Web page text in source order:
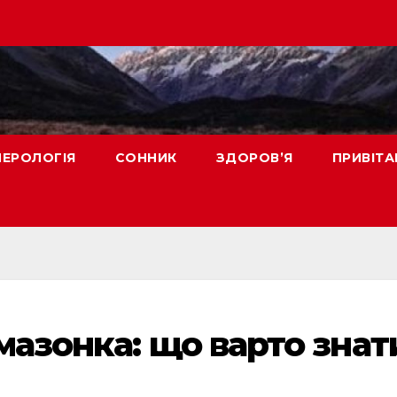
СОННИК ЗДОРОВ’Я
що варто